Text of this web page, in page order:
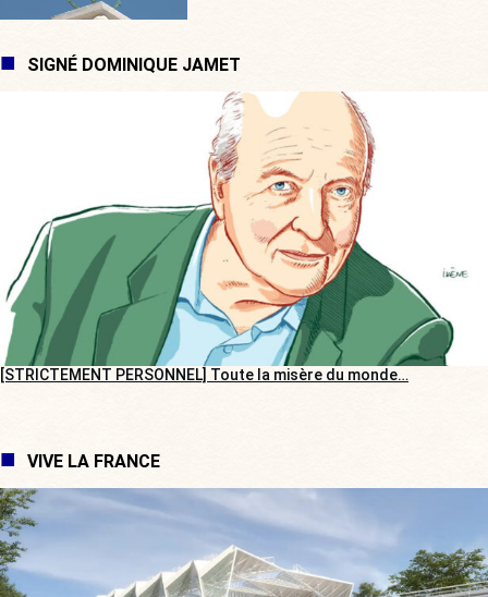
SIGNÉ DOMINIQUE JAMET
[STRICTEMENT PERSONNEL] Toute la misère du monde…
VIVE LA FRANCE